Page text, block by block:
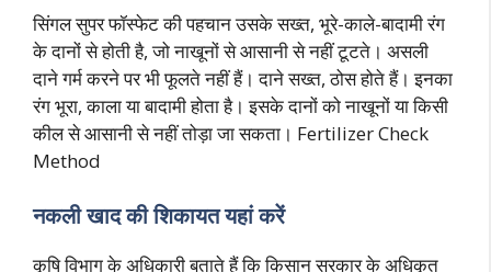
सिंगल सुपर फॉस्फेट की पहचान उसके सख्त, भूरे-काले-बादामी रंग
के दानों से होती है, जो नाखूनों से आसानी से नहीं टूटते। असली
दाने गर्म करने पर भी फूलते नहीं हैं। दाने सख्त, ठोस होते हैं। इनका
रंग भूरा, काला या बादामी होता है। इसके दानों को नाखूनों या किसी
कील से आसानी से नहीं तोड़ा जा सकता। Fertilizer Check
Method
नकली खाद की शिकायत यहां करें
कृषि विभाग के अधिकारी बताते हैं कि किसान सरकार के अधिकृत